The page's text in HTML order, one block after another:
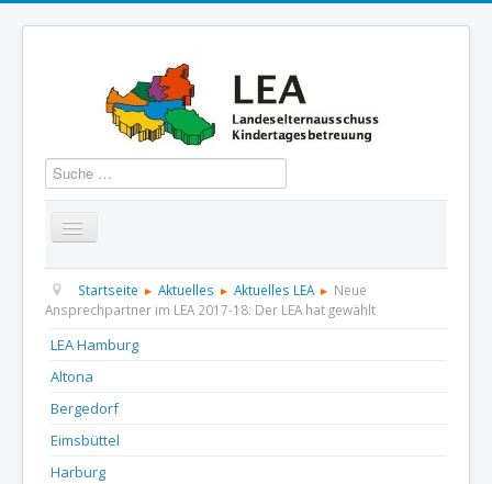
Suchen
Startseite Über uns Aktuelles Termine
Informationen
Kontakt
Startseite Aktuelles Aktuelles LEA
Neue
Ansprechpartner im LEA 2017-18: Der LEA hat gewählt
LEA Hamburg
Altona
Bergedorf
Eimsbüttel
Harburg